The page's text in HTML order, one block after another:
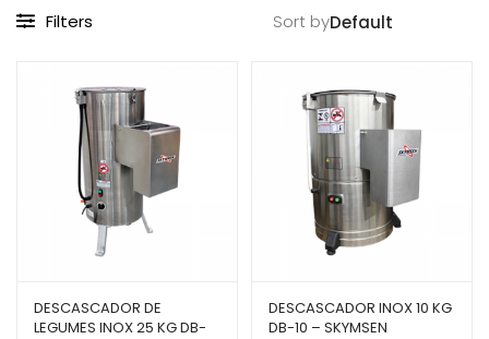
Filters Sort by
DESCASCADOR DE
LEGUMES INOX 25 KG DB-
DESCASCADOR INOX 10 KG
DB-10 – SKYMSEN